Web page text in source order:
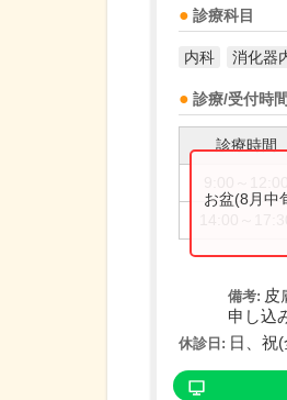
診療科目
内科 消化器
診療/受付時
診療時間
お盆(8月中
備考: 皮
申し込
休診日: 日、祝